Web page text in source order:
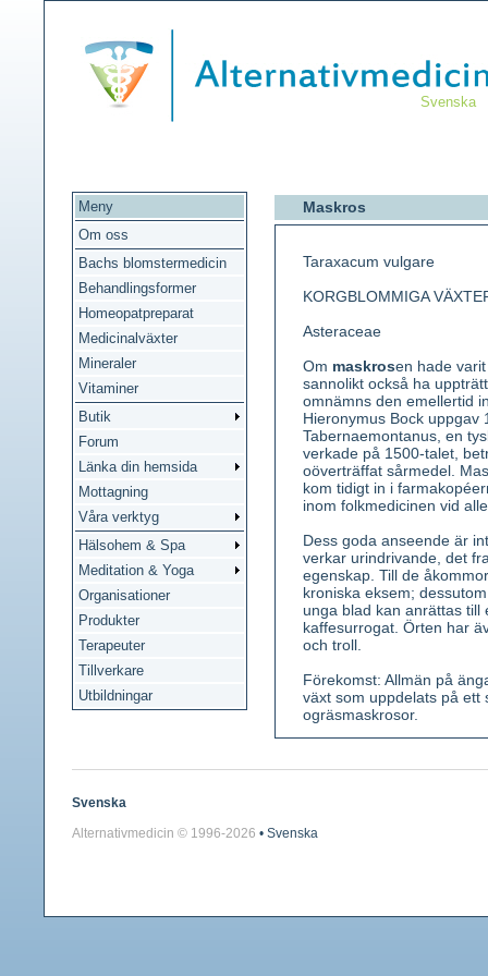
Svenska
Meny
Om oss
Bachs blomstermedicin
Behandlingsformer
Homeopatpreparat
Medicinalväxter
Mineraler
Vitaminer
Butik
Forum
Länka din hemsida
Mottagning
Våra verktyg
Hälsohem & Spa
Meditation & Yoga
Organisationer
Produkter
Terapeuter
Tillverkare
Utbildningar
Maskros
Taraxacum vulgare
KORGBLOMMIGA
Asteraceae
Om maskrosen hade
sannolikt också ha
omnämns den emellertid
Hieronymus Bock uppgav
Tabernaemontanus, en
verkade på 1500-talet,
oöverträffat sårmedel.
kom tidigt in i
inom folkmedicinen vid
Dess goda anseende är
verkar urindrivande, det
egenskap. Till de
kroniska eksem;
unga blad kan anrättas
kaffesurrogat. Örten har
och troll.
Förekomst: Allmän på
växt som uppdelats på ett
ogräsmaskrosor.
mindre djupt parflikade.
Svenska
Alternativmedicin © 1996-2026 • Svenska